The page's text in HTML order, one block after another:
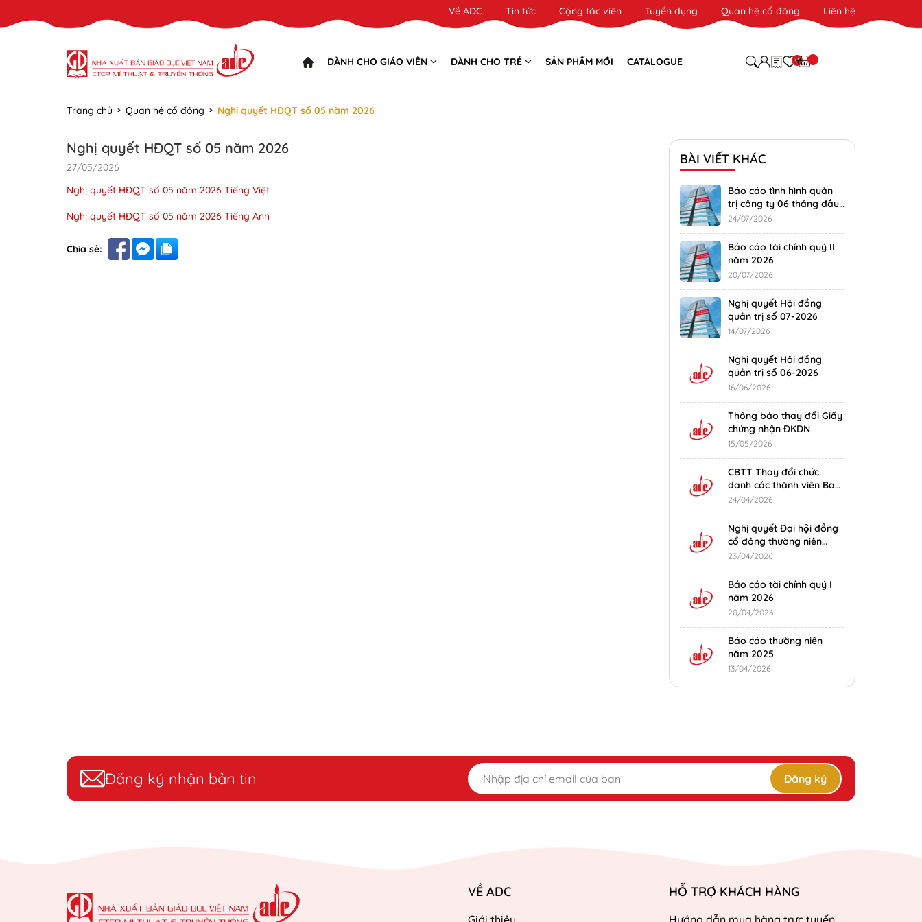
Về ADC Tin tức Cộng tác viên Tuyển dụng Quan hệ cổ đông Liên hệ
DÀNH CHO GIÁO VIÊN DÀNH CHO TRẺ SẢN PHẨM MỚI CATALOGUE 0
Trang chủ Quan hệ cổ đông Nghị quyết HĐQT số 05 năm 2026
Nghị quyết HĐQT số 05 năm 2026
27/05/2026
Nghị quyết HĐQT số 05 năm 2026 Tiếng Việt
Nghị quyết HĐQT số 05 năm 2026 Tiếng Anh
Chia sẻ:
BÀI VIẾT KHÁC
Báo cáo tình hình quản
trị công ty 06 tháng đầu
năm 2026
24/07/2026
Báo cáo tài chính quý II
năm 2026
20/07/2026
Nghị quyết Hội đồng
quản trị số 07-2026
14/07/2026
Nghị quyết Hội đồng
quản trị số 06-2026
16/06/2026
Thông báo thay đổi Giấy
chứng nhận ĐKDN
15/05/2026
CBTT Thay đổi chức
danh các thành viên Ban
Giám đốc công ty
24/04/2026
Nghị quyết Đại hội đồng
cổ đông thường niên
năm 2026
23/04/2026
Báo cáo tài chính quý I
năm 2026
20/04/2026
Báo cáo thường niên
năm 2025
13/04/2026
Đăng ký nhận bản tin Đăng ký
VỀ ADC HỖ TRỢ KHÁCH HÀNG